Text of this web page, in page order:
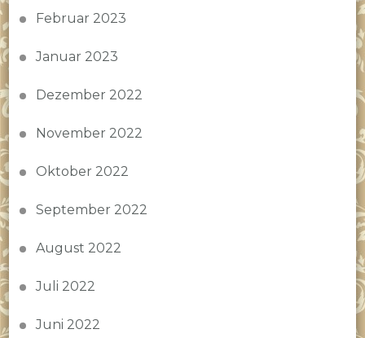
Februar 2023
Januar 2023
Dezember 2022
November 2022
Oktober 2022
September 2022
August 2022
Juli 2022
Juni 2022